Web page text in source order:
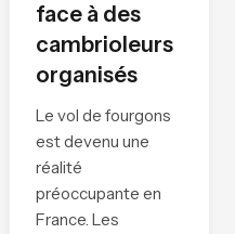
face à des
cambrioleurs
organisés
Le vol de fourgons
est devenu une
réalité
préoccupante en
France. Les